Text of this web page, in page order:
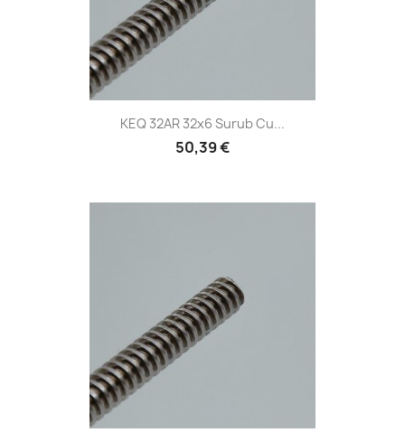
KEQ 32AR 32x6 Surub Cu...
50,39 €